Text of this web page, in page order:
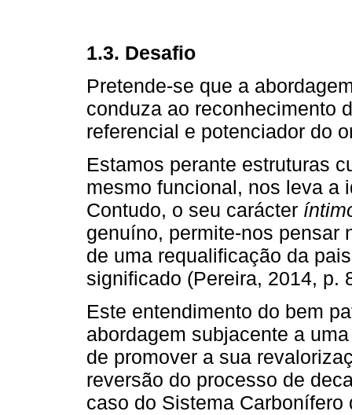
1.3. Desafio
Pretende-se que a
conduza ao reconhecimento
referencial e potenciador do
Estamos perante estruturas
mesmo funcional, nos leva a
Contudo, o seu carácter
genuíno, permite-nos pensar
de uma requalificação da
significado (Pereira, 2014, p.
Este entendimento do bem
abordagem subjacente a
de promover a sua
reversão do processo de
caso do Sistema Carbonífero